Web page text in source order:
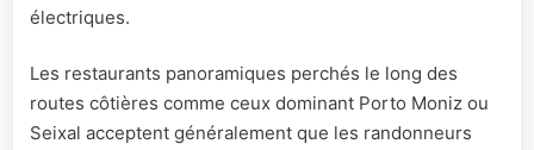
électriques.
Les restaurants panoramiques perchés le long des
routes côtières comme ceux dominant Porto Moniz ou
Seixal acceptent généralement que les randonneurs